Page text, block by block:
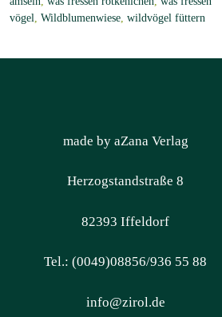
vögel Wildblumenwiese wildvögel füttern
made by aZana Verlag
Herzogstandstraße 8
82393 Iffeldorf
Tel.: (0049)08856/936 55 88
info@zirol.de